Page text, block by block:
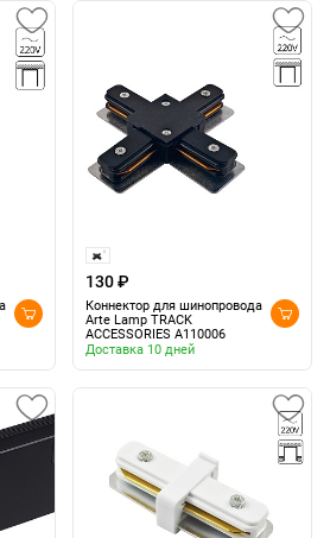
130 ₽
Коннектор для шинопровода
Arte Lamp TRACK
ACCESSORIES A110006
Доставка 10 дней